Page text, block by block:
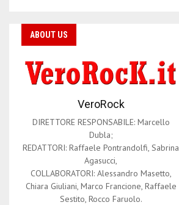
ABOUT US
VeroRock
DIRETTORE RESPONSABILE: Marcello
Dubla;
REDATTORI: Raffaele Pontrandolfi, Sabrina
Agasucci,
COLLABORATORI: Alessandro Masetto,
Chiara Giuliani, Marco Francione, Raffaele
Sestito, Rocco Faruolo.